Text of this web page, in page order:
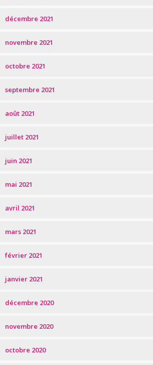
décembre 2021
novembre 2021
octobre 2021
septembre 2021
août 2021
juillet 2021
juin 2021
mai 2021
avril 2021
mars 2021
février 2021
janvier 2021
décembre 2020
novembre 2020
octobre 2020